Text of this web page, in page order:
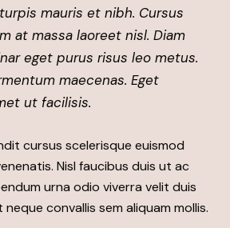
mauris et nibh. Cursus
at massa laoreet nisl. Diam
eget purus risus leo metus.
maecenas. Eget
ut facilisis.
cursus scelerisque euismod
Nisl faucibus duis ut ac
urna odio viverra velit duis
convallis sem aliquam mollis.